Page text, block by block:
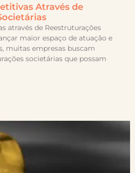
Através de
através de Reestruturações
maior espaço de atuação e
muitas empresas buscam
societárias que possam